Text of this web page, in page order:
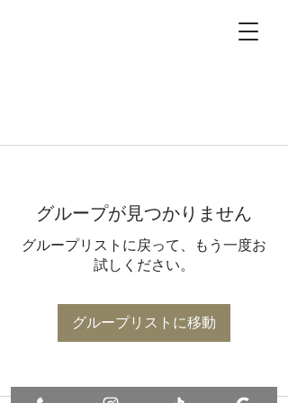
グループが見つかりません
グループリストに戻って、もう一度お
試しください。
グループリストに移動